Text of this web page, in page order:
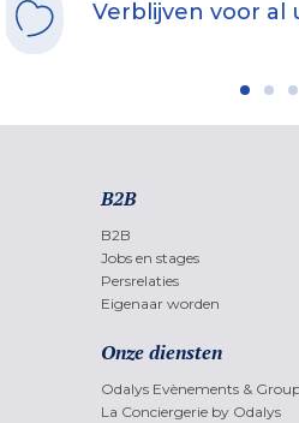
Verblijven voor al
B2B
B2B
Jobs en stages
Persrelaties
Eigenaar worden
Onze diensten
Odalys Evènements &
La Conciergerie by Odalys